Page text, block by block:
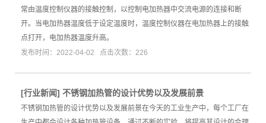
常由温度控制仪器的接触控制，以控制电加热器中交流电源的连接和断
开。当电加热器温度低于设定温度时，温度控制仪器在电加热器上的接触
点打开，电加热器温度升高。
发布时间：2022-04-02 点击次数：226
[行业新闻] 不锈钢加热管的设计优势以及发展前景
不锈钢加热管的设计优势以及发展前景在今天的工业生产中，每个工厂在